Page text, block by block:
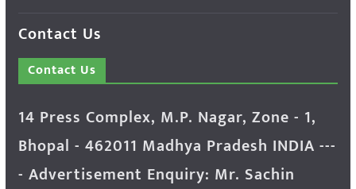
Contact Us
Contact Us
14 Press Complex, M.P. Nagar, Zone - 1,
Bhopal - 462011 Madhya Pradesh INDIA ---
- Advertisement Enquiry: Mr. Sachin